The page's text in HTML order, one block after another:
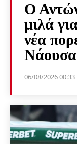
Ο
μιλά
νέα
Νάουσα
06/08/2026 00:33